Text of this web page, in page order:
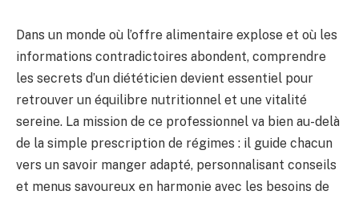
Dans un monde où l’offre alimentaire explose et où les
informations contradictoires abondent, comprendre
les secrets d’un diététicien devient essentiel pour
retrouver un équilibre nutritionnel et une vitalité
sereine. La mission de ce professionnel va bien au-delà
de la simple prescription de régimes : il guide chacun
vers un savoir manger adapté, personnalisant conseils
et menus savoureux en harmonie avec les besoins de